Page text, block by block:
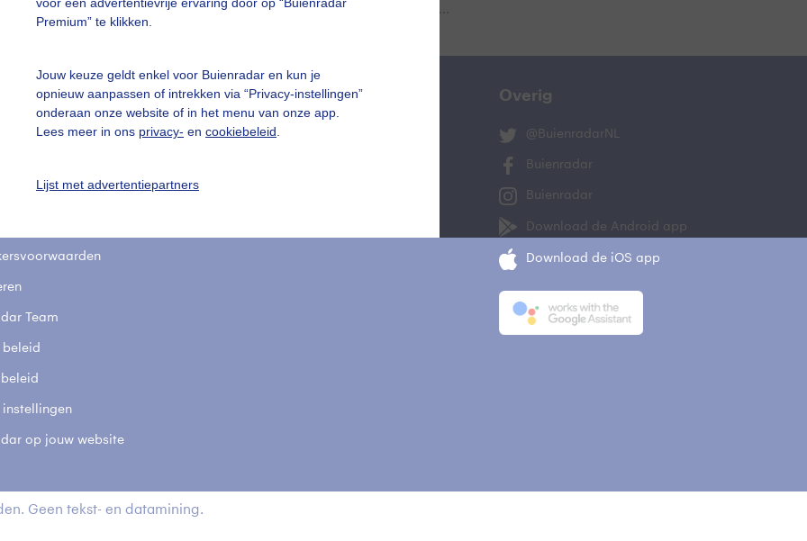
Premium” te klikken.
Jouw keuze geldt enkel voor Buienradar en kun je
opnieuw aanpassen of intrekken via “Privacy-instellingen”
onderaan onze website of in het menu van onze app.
Lees meer in ons privacy- en cookiebeleid
Lijst met advertentiepartners
Een moment geduld aub...
vragen
Team
beleid
instellingen
op jouw website
Mijn weer
De Bilt
Overig
@BuienradarNL
Buienradar
Buienradar
Download de Android app
Download de iOS app
Geen tekst- en datamining.